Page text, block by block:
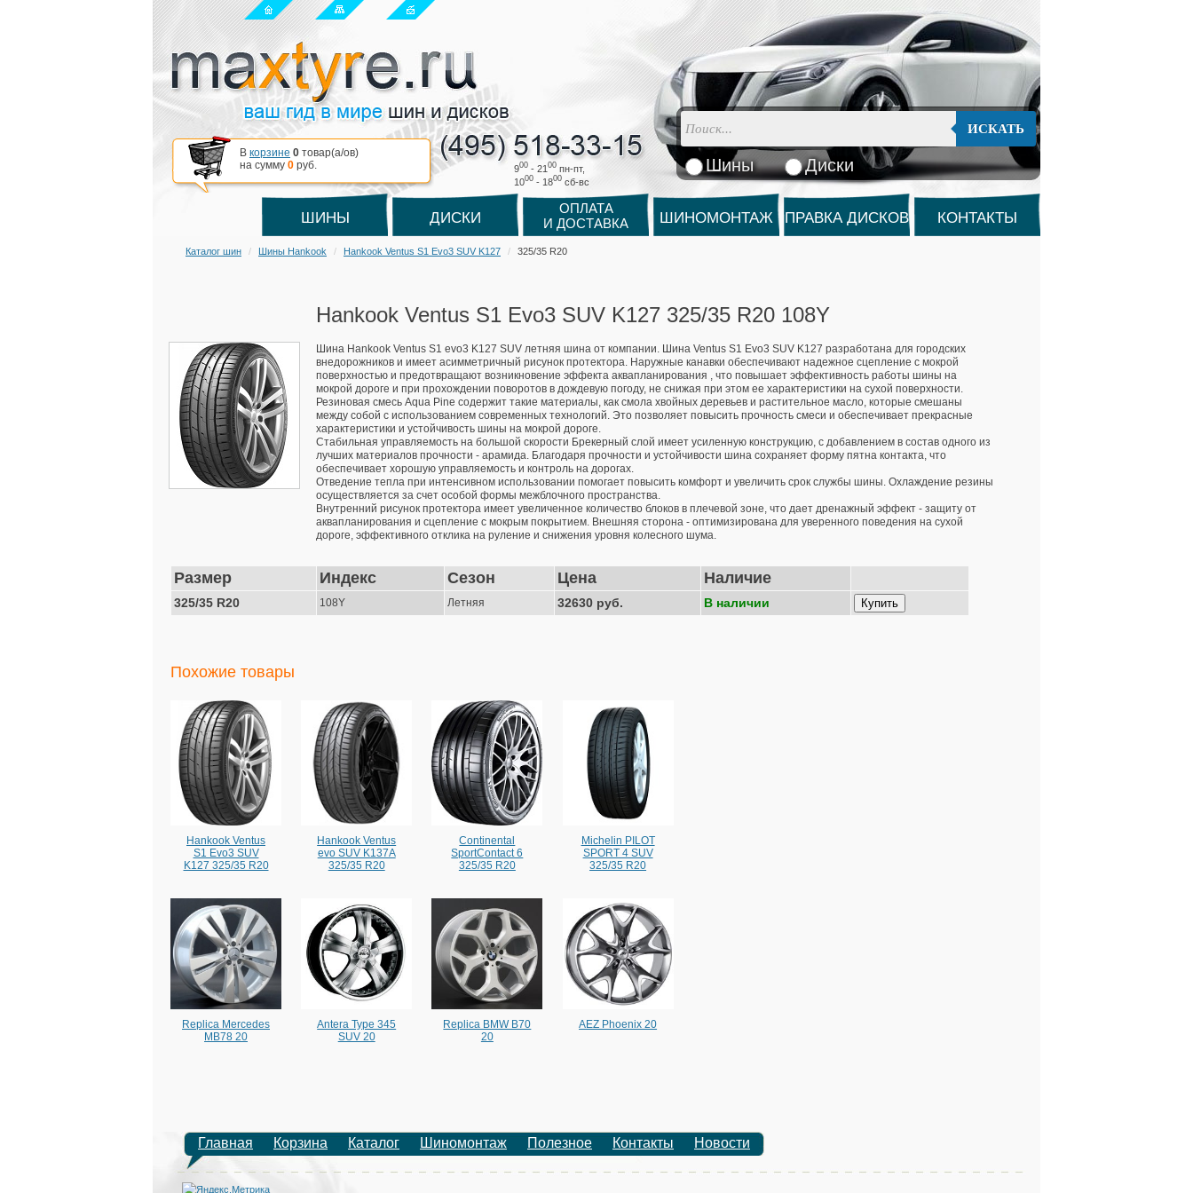
900 - 21 00 пн-пт,
1000 - 1800 cб-вс
ИСКАТЬ
Шины Диски
В корзине 0 товар(a/ов)
на сумму 0 руб.
ШИНЫ ДИСКИ
ОПЛАТА
И ДОСТАВКА
ШИНОМОНТАЖ ПРАВКА ДИСКОВ КОНТАКТЫ
Каталог шин Шины Hankook Hankook Ventus S1 Evo3 SUV K127 325/35 R20
Hankook Ventus S1 Evo3 SUV K127 325/35 R20 108Y
Шина Hankook Ventus S1 evo3 K127 SUV летняя шина от компании. Шина Ventus S1 Evo3 SUV K127 разработана для городских
внедорожников и имеет асимметричный рисунок протектора. Наружные канавки обеспечивают надежное сцепление с мокрой
поверхностью и предотвращают возникновение эффекта аквапланирования , что повышает эффективность работы шины на
мокрой дороге и при прохождении поворотов в дождевую погоду, не снижая при этом ее характеристики на сухой поверхности.
Резиновая смесь Aqua Pine содержит такие материалы, как смола хвойных деревьев и растительное масло, которые смешаны
между собой с использованием современных технологий. Это позволяет повысить прочность смеси и обеспечивает прекрасные
характеристики и устойчивость шины на мокрой дороге.
Стабильная управляемость на большой скорости Брекерный слой имеет усиленную конструкцию, с добавлением в состав одного из
лучших материалов прочности - арамида. Благодаря прочности и устойчивости шина сохраняет форму пятна контакта, что
обеспечивает хорошую управляемость и контроль на дорогах.
Отведение тепла при интенсивном использовании помогает повысить комфорт и увеличить срок службы шины. Охлаждение резины
осуществляется за счет особой формы межблочного пространства.
Внутренний рисунок протектора имеет увеличенное количество блоков в плечевой зоне, что дает дренажный эффект - защиту от
аквапланирования и сцепление с мокрым покрытием. Внешняя сторона - оптимизирована для уверенного поведения на сухой
дороге, эффективного отклика на руление и снижения уровня колесного шума.
Размер Индекс Сезон Цена Наличие
325/35 R20 108Y Летняя 32630 руб. В наличии
Похожие товары
Hankook Ventus
S1 Evo3 SUV
K127 325/35 R20
Hankook Ventus
evo SUV K137A
325/35 R20
Continental
SportContact 6
325/35 R20
Michelin PILOT
SPORT 4 SUV
325/35 R20
Replica Mercedes
MB78 20
Antera Type 345
SUV 20
Replica BMW B70
20
AEZ Phoenix 20
Главная Корзина Каталог Шиномонтаж Полезное Контакты Новости